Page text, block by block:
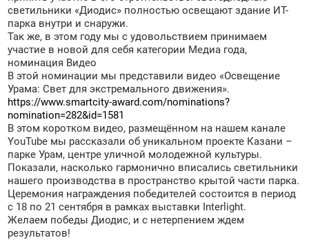
светильники «Диодис» полностью освещают здание ИТ-
парка внутри и снаружи.
Так же, в этом году мы с удовольствием принимаем
участие в новой для себя категории Медиа года,
номинация Видео
В этой номинации мы представили видео «Освещение
Урама: Свет для экстремального движения».
https://www.smartcity-award.com/nominations?
nomination=282&id=1581
В этом коротком видео, размещённом на нашем канале
YouTube мы рассказали об уникальном проекте Казани –
парке Урам, центре уличной молодежной культуры.
Показали, насколько гармонично вписались светильники
нашего производства в пространство крытой части парка.
Церемония награждения победителей состоится в период
с 18 по 21 сентября в рамках выставки Interlight.
Желаем победы Диодис, и с нетерпением ждем
результатов!